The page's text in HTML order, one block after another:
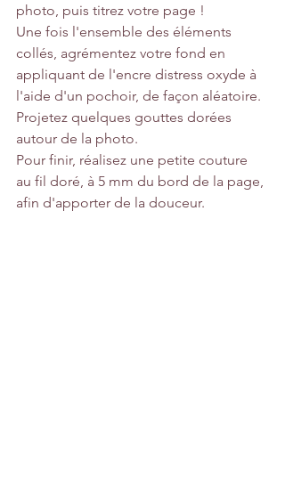
photo, puis titrez votre page !
Une fois l'ensemble des éléments
collés, agrémentez votre fond en
appliquant de l'encre distress oxyde à
l'aide d'un pochoir, de façon aléatoire.
Projetez quelques gouttes dorées
autour de la photo.
Pour finir, réalisez une petite couture
au fil doré, à 5 mm du bord de la page,
afin d'apporter de la douceur.